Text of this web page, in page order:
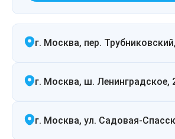
г. Москва, пер.
г. Москва, ш. Ленинградское,
г. Москва, ул. Садовая-
Карбоновый пилинг
Лазерное лечение розацеа
Интимное лазерное омоложение